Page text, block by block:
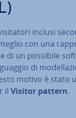
inclusi
con una
di un possibile
di
motivo è stato
il Visitor pattern.